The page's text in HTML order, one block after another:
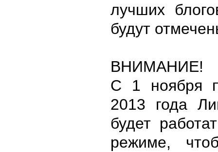
лучших
будут
ВНИМАНИЕ!
С 1 ноября
2013 года
будет
режиме,